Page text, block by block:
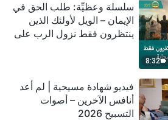
8:32
سلسلة وعظيِّة: طلب الحق في
الإيمان – الويل لأولئك الذين
ينتظرون فقط نزول الرب على
فيديو شهادة مسيحية | لم أعد
أنافس الآخرين – أصوات
التسبيح 2026